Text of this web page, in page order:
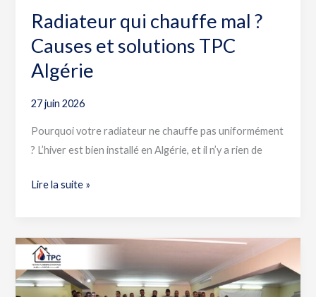
Radiateur qui chauffe mal ?
Causes et solutions TPC
Algérie
27 juin 2026
Pourquoi votre radiateur ne chauffe pas uniformément
? L’hiver est bien installé en Algérie, et il n’y a rien de
Lire la suite »
Formation
Technique
sur